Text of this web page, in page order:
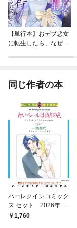
【単行本】おデブ悪女
に転生したら、なぜか
同じ作者の本
ハーレクインコミック
ス セット 2026年 vo
l.1055
1,760